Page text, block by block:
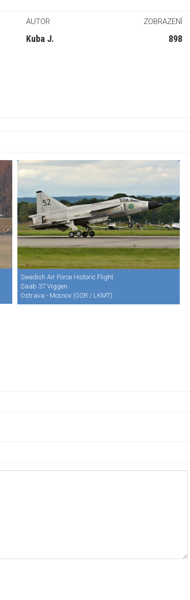
AUTOR ZOBRAZENÍ
Kuba J. 898
Swedish Air Force Historic Flight
Saab 37 Viggen
Ostrava - Mosnov (OSR / LKMT)